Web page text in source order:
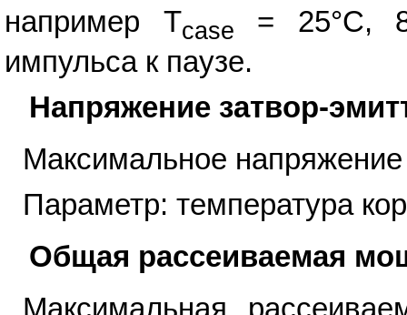
например Tcase = 25°С,
импульса к паузе.
Напряжение затвор-
Максимальное
Параметр: температура
Общая рассеиваемая